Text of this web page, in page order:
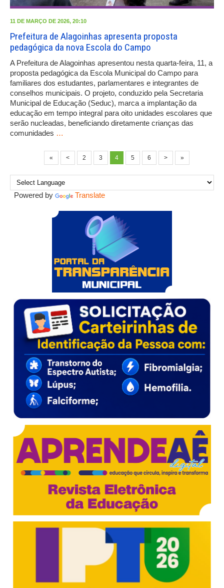
11 DE MARÇO DE 2026, 20:10
Prefeitura de Alagoinhas apresenta proposta
pedagógica da nova Escola do Campo
A Prefeitura de Alagoinhas apresentou nesta quarta-feira, 11, a
proposta pedagógica da Escola Municipal do Campo para
familiares dos estudantes, parlamentares e integrantes de
conselhos municipais. O projeto, conduzido pela Secretaria
Municipal de Educação (Seduc), marca a implantação da
educação em tempo integral para oito unidades escolares que
serão nucleadas, beneficiando diretamente crianças das
comunidades …
« < 2 3 4 5 6 > »
Powered by Translate